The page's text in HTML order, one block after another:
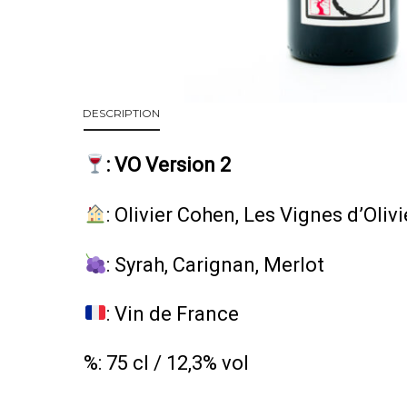
DESCRIPTION
: VO Version 2
: Olivier Cohen, Les Vignes
: Syrah, Carignan, Merlot
: Vin de France
%: 75 cl / 12,3% vol